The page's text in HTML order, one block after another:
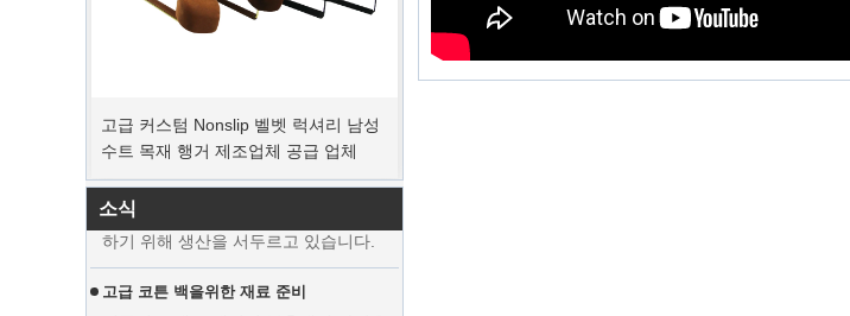
수트 목재 행거 제조업체 공급 업체
소식
크리스마스 날이오고 있습니다. 많은 고
객이 주문을 받고 휴가를 시작할 계획이
었습니다. 공장은 휴가 후 상품을 마무리
하기 위해 생산을 서두르고 있습니다.
고급 코튼 백을위한 재료 준비
미국의 고객은 대량의 분홍색면 가방을